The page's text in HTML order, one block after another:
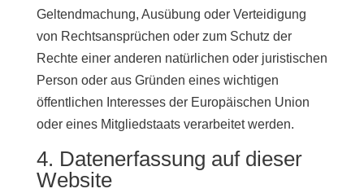
Geltendmachung, Ausübung oder Verteidigung
von Rechtsansprüchen oder zum Schutz der
Rechte einer anderen natürlichen oder juristischen
Person oder aus Gründen eines wichtigen
öffentlichen Interesses der Europäischen Union
oder eines Mitgliedstaats verarbeitet werden.
4. Datenerfassung auf dieser
Website